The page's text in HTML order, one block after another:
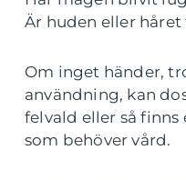
Är huden eller håret
Om inget händer,
användning, kan
felvald eller så
som behöver vård.